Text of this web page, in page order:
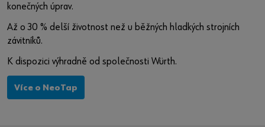
konečných úprav.
Až o 30 % delší životnost než u běžných hladkých strojních
závitníků.
K dispozici výhradně od společnosti Würth.
Více o NeoTap